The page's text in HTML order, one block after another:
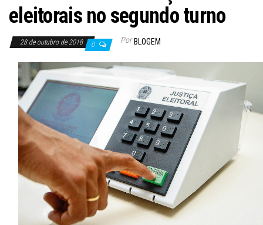
eleitorais no segundo turno
28 de outubro de 2018 0 Por BLOGEM